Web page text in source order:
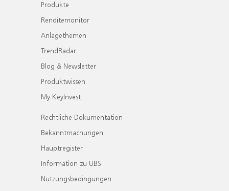
Produkte
Renditemonitor
Anlagethemen
TrendRadar
Blog & Newsletter
Produktwissen
My KeyInvest
Rechtliche Dokumentation
Bekanntmachungen
Hauptregister
Information zu UBS
Nutzungsbedingungen